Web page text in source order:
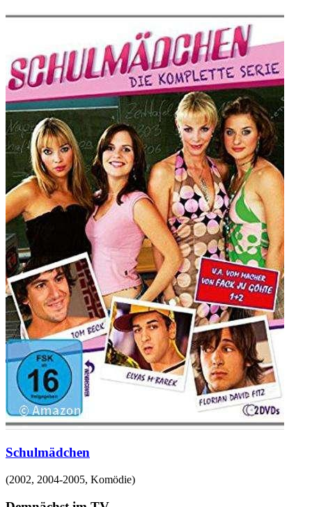
Schulmädchen
(2002, 2004-2005, Komödie)